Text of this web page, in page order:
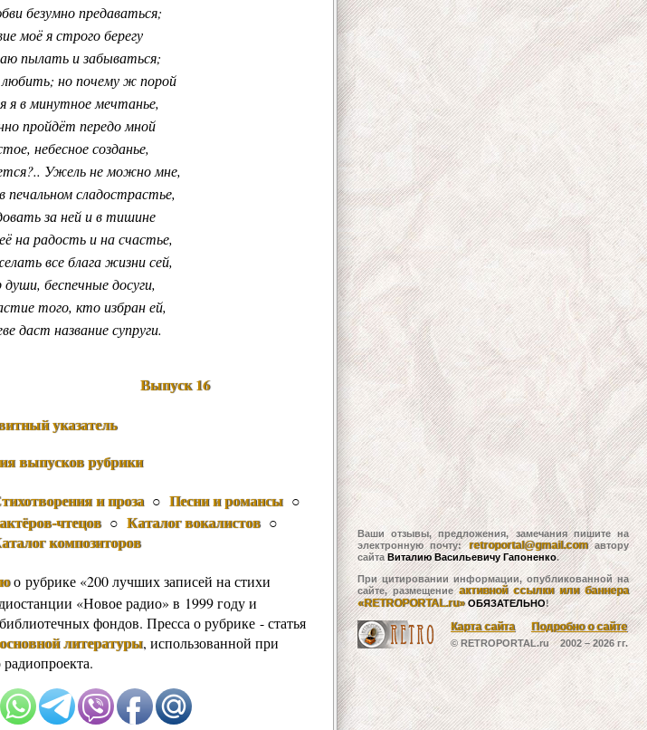
безумно предаваться;
моё я строго берегу
пылать и забываться;
но почему ж порой
я в минутное мечтанье,
пройдёт передо мной
небесное созданье,
Ужель не можно мне,
печальном сладострастье,
за ней и в тишине
на радость и на счастье,
все блага жизни сей,
беспечные досуги,
того, кто избран ей,
даст название супруги.
Выпуск 16
указатель
выпусков рубрики
и проза○ Песни и романсы ○
чтецов○ Каталог вокалистов○
композиторов
о рубрике «200 лучших записей на стихи
«Новое радио» в 1999 году и
фондов. Пресса о рубрике - статья
основной литературы, использованной при
Ваши отзывы, предложения, замечания пишите на
электронную почту:retroportal@gmail.comавтору
сайтаВиталию Васильевичу Гапоненко.
При цитировании информации, опубликованной на
сайте, размещениеактивной ссылки или баннера
«RETROPORTAL.ru» ОБЯЗАТЕЛЬНО!
Карта сайта Подробно о сайте
© RETROPORTAL.ru 2002 –2026 гг.